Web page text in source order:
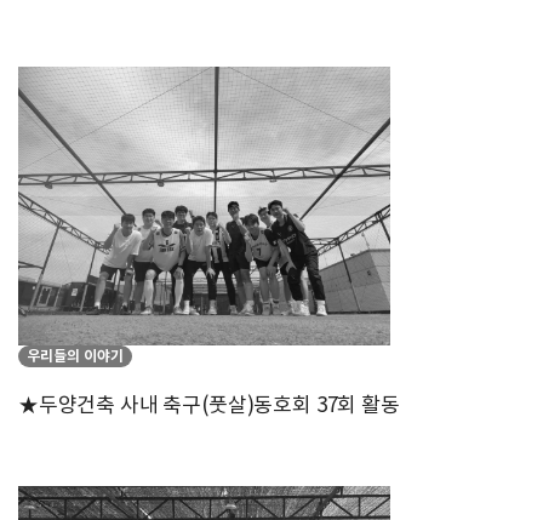
우리들의 이야기
★두양건축 사내 축구(풋살)동호회 37회 활동